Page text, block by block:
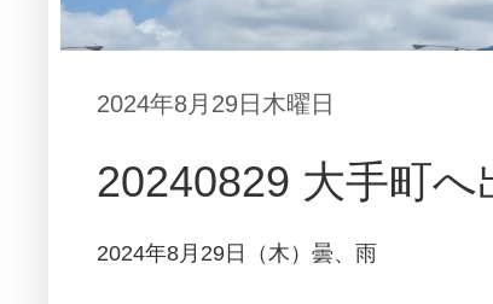
2024年8月29日木曜日
20240829 大手町
2024年8月29日（木）曇、雨